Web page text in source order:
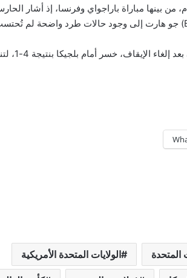
من بينها مباراة باراجواي وفرنسا، إذ أشار
ورغم نجاح المنتخب الأمريكي في استعادة خدمات
المتحدة الولايات المتحدة الأمريكية